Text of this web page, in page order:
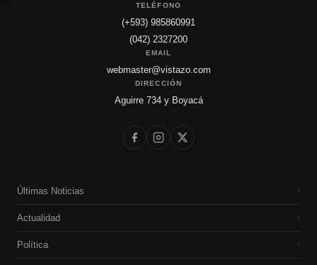
TELÉFONO
(+593) 985860991
(042) 2327200
EMAIL
webmaster@vistazo.com
DIRECCIÓN
Aguirre 734 y Boyacá
Últimas Noticias ›
Actualidad ›
Política ›